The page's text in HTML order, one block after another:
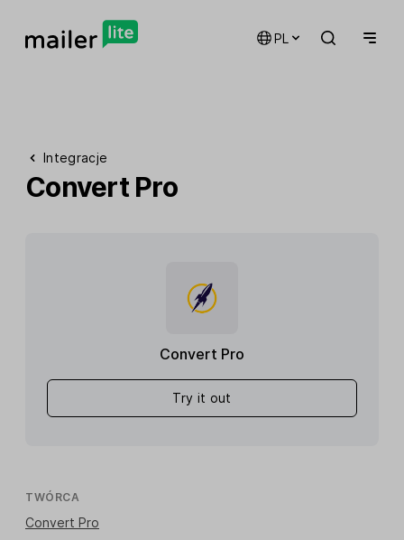
PL
Integracje
Convert Pro
Convert Pro
Try it out
TWÓRCA
Convert Pro